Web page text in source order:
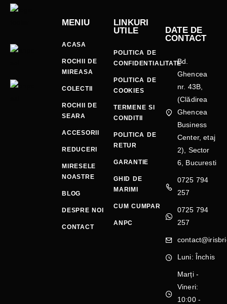
MENIU
ACASA
ROCHII DE
MIREASA
COLECTII
ROCHII DE
SEARA
ACCESORII
REDUCERI
MIRESELE
NOASTRE
BLOG
DESPRE NOI
CONTACT
LINKURI
UTILE
POLITICA DE
CONFIDENTIALITATE
POLITICA DE
COOKIES
TERMENE SI
CONDITII
POLITICA DE
RETUR
GARANTIE
GHID DE
MARIMI
CUM CUMPAR
ANPC
DATE DE
CONTACT
Bd.
Ghencea
nr. 43B,
(Clădirea
Ghencea
Business
Center, etaj
2), Sector
6, Bucuresti
0725 794
257
0725 794
257
Luni: Închis
Marți -
Vineri:
10:00 -